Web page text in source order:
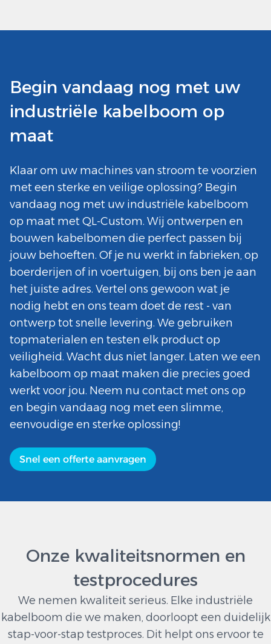
Begin vandaag nog met uw
industriële kabelboom op
maat
Klaar om uw machines van stroom te voorzien
met een sterke en veilige oplossing? Begin
vandaag nog met uw industriële kabelboom
op maat met QL-Custom. Wij ontwerpen en
bouwen kabelbomen die perfect passen bij
jouw behoeften. Of je nu werkt in fabrieken, op
boerderijen of in voertuigen, bij ons ben je aan
het juiste adres. Vertel ons gewoon wat je
nodig hebt en ons team doet de rest - van
ontwerp tot snelle levering. We gebruiken
topmaterialen en testen elk product op
veiligheid. Wacht dus niet langer. Laten we een
kabelboom op maat maken die precies goed
werkt voor jou. Neem nu contact met ons op
en begin vandaag nog met een slimme,
eenvoudige en sterke oplossing!
Snel een offerte aanvragen
Onze kwaliteitsnormen en
testprocedures
We nemen kwaliteit serieus. Elke industriële
kabelboom die we maken, doorloopt een duidelijk
stap-voor-stap testproces. Dit helpt ons ervoor te